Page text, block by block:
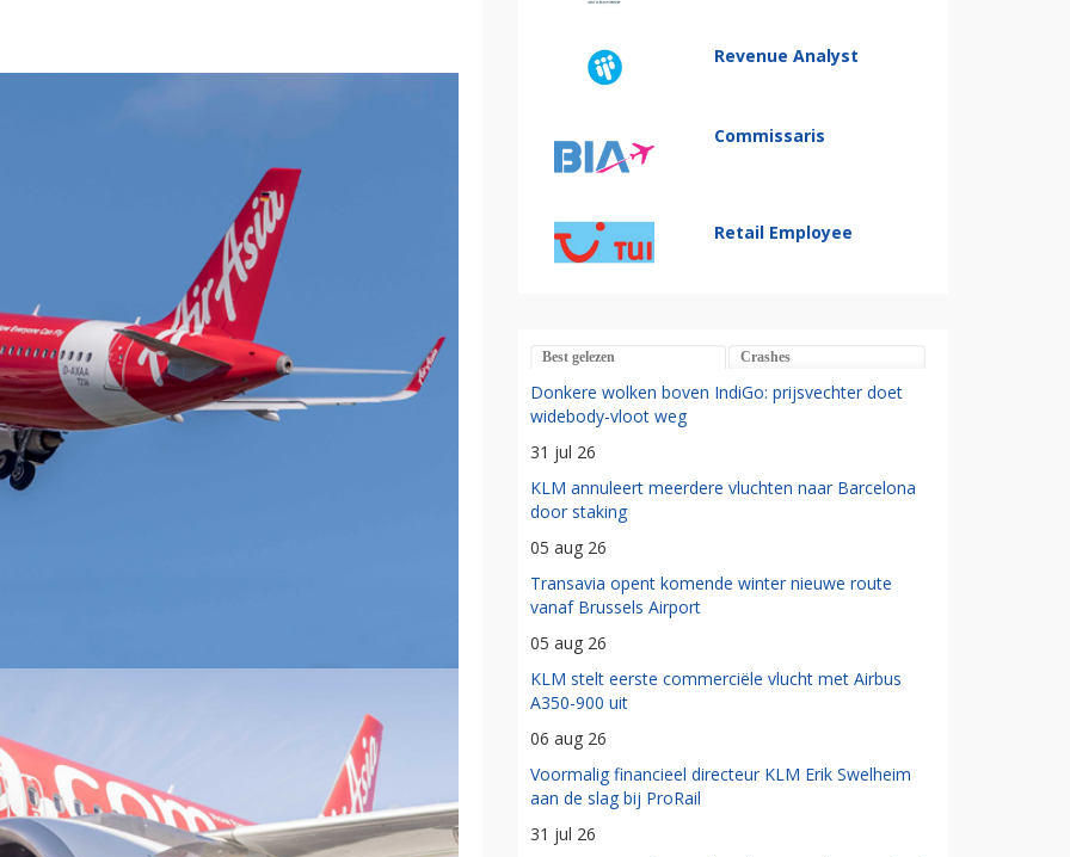
Revenue Analyst
Commissaris
Retail Employee
Best gelezen Crashes
Donkere wolken boven IndiGo: prijsvechter doet
widebody-vloot weg
31 jul 26
KLM annuleert meerdere vluchten naar Barcelona
door staking
05 aug 26
Transavia opent komende winter nieuwe route
vanaf Brussels Airport
05 aug 26
KLM stelt eerste commerciële vlucht met Airbus
A350-900 uit
06 aug 26
Voormalig financieel directeur KLM Erik Swelheim
aan de slag bij ProRail
31 jul 26